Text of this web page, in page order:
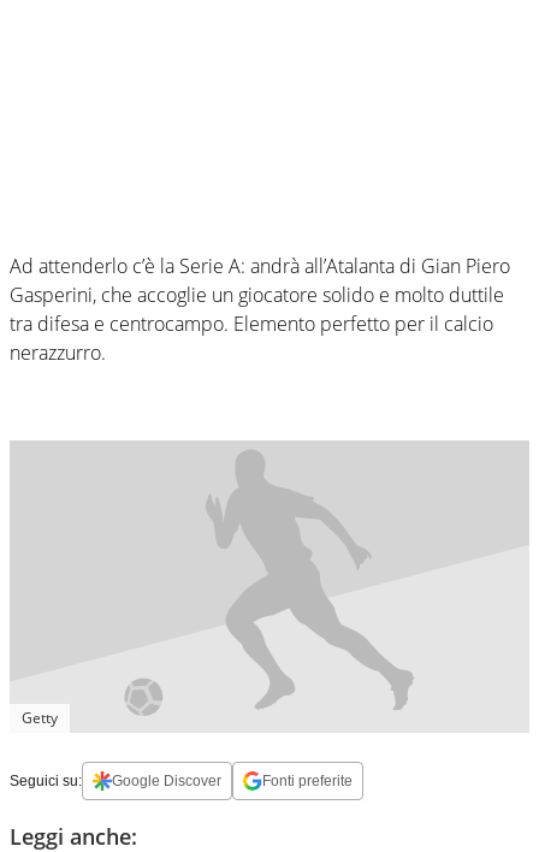
Ad attenderlo c’è la Serie A: andrà all’Atalanta di Gian Piero
Gasperini, che accoglie un giocatore solido e molto duttile
tra difesa e centrocampo. Elemento perfetto per il calcio
nerazzurro.
Getty
Seguici su: Google Discover Fonti preferite
Leggi anche: